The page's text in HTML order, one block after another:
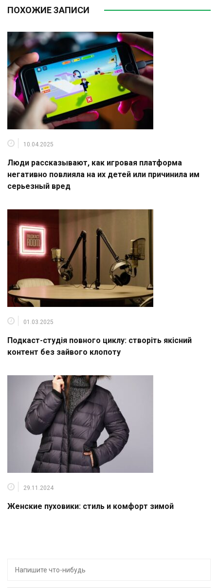
ПОХОЖИЕ ЗАПИСИ
10.04.2025
Люди рассказывают, как игровая платформа
негативно повлияла на их детей или причинила им
серьезный вред
01.03.2025
Подкаст-студія повного циклу: створіть якісний
контент без зайвого клопоту
29.11.2024
Женские пуховики: стиль и комфорт зимой